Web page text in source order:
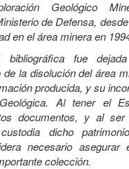
Geológico
de Defensa,
en el área minera en
bibliográfica fue
la disolución del área
producida, y su
Al tener el
documentos, y al
dicho
necesario
colección.